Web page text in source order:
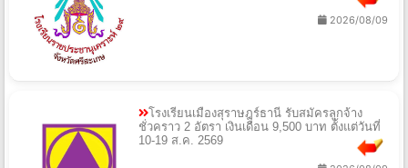
2026/08/09
โรงเรียนเมืองสุราษฎร์ธานี รับสมัครลูกจ้าง
ชั่วคราว 2 อัตรา เงินเดือน 9,500 บาท ตั้งแต่วันที่
10-19 ส.ค. 2569